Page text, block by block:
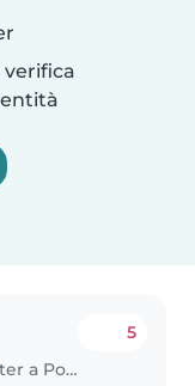
Lavoro per babysitter a Porto Ceresio
5